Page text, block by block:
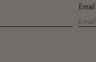
sombra
Para
dicas
Email